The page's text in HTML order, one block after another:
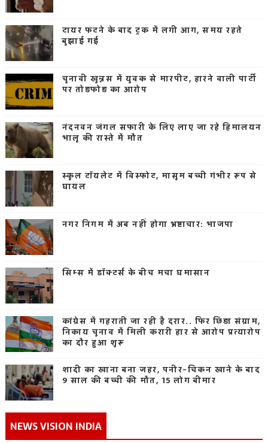
टायर फटने के बाद ट्रक में लगी आग, समय रहते
बुझाई गई
चुनावी खुन्नस में युवक से मारपीट, हारने वाली पार्टी
पर तोड़फोड़ का आरोप
नंदनवन जंगल सफारी के लिए लाए जा रहे हिमालयन
भालू की रास्ते में मौत
स्कूल टॉयलेट में विस्फोट, मासूम बच्ची गंभीर रूप से
घायल
नगर निगम में अब नहीं होगा भ्रष्टाचार: भाजपा
सिम्स में डॉक्टर्स के बीच मचा घमासान
कांग्रेस में गहराती जा रही है दरार.. फिर छिड़ा संग्राम,
निकाय चुनाव में मिली करारी हार से आरोप प्रत्यारोप
का दौर हुआ शुरू
शादी का खाना बना जहर, पनीर-चिकन खाने के बाद
9 साल की बच्ची की मौत, 15 लोग बीमार
NEWS VISION INDIA